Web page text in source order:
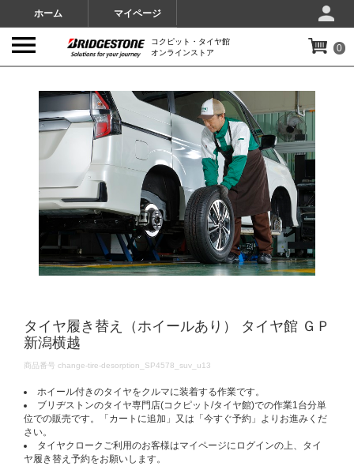
ホーム マイページ
コクピット・タイヤ館
オンラインストア
0
タイヤ履き替え（ホイールあり） タイヤ館 ＧＰ
新潟横越
DETAILS
商品番号 change-tire-desorption_SP4578_suv_u13
ホイール付きのタイヤをクルマに装着する作業です。
ブリヂストンのタイヤ専門店(コクピット/タイヤ館)での作業1台分単
位での販売です。「カートに追加」又は「今すぐ予約」よりお進みくだ
さい。
タイヤクロークご利用のお客様はマイページにログインの上、タイ
ヤ履き替え予約をお願いします。